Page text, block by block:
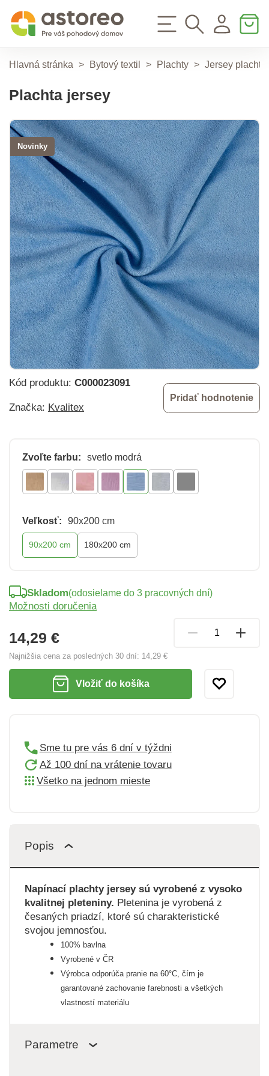
Hlavná stránka > Bytový textil > Plachty > Jersey plachty
Plachta jersey
Novinky
Kód produktu: C000023091
Značka: Kvalitex
Pridať hodnotenie
Zvoľte farbu: svetlo modrá
Veľkosť: 90x200 cm
90x200 cm 180x200 cm
14,29 €
Najnižšia cena za posledných 30 dní: 14,29 €
Skladom(odosielame do 3 pracovných dní)
Možnosti doručenia
Vložiť do košíka
Sme tu pre vás 6 dní v týždni
Až 100 dní na vrátenie tovaru
Všetko na jednom mieste
Popis
Napínací plachty jersey sú vyrobené z vysoko
kvalitnej pleteniny. Pletenina je vyrobená z
česaných priadzí, ktoré sú charakteristické
svojou jemnosťou.
100% bavlna
Vyrobené v ČR
Výrobca odporúča pranie na 60°C, čím je
garantované zachovanie farebnosti a všetkých
vlastností materiálu
Parametre